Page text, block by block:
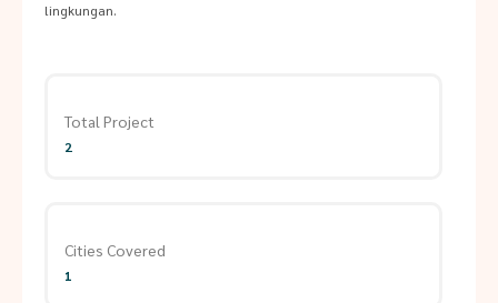
lingkungan.
Total Project
2
Cities Covered
1